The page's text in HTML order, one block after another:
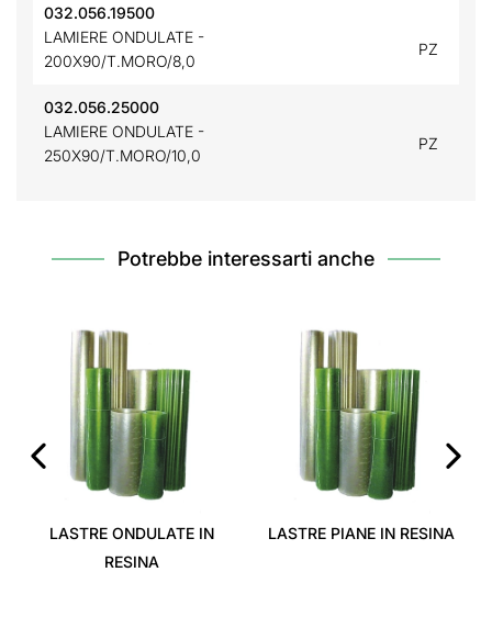
032.056.19500
LAMIERE ONDULATE -
200X90/T.MORO/8,0
PZ
032.056.25000
LAMIERE ONDULATE -
250X90/T.MORO/10,0
PZ
Potrebbe interessarti anche
LASTRE ONDULATE IN
RESINA
LASTRE PIANE IN RESINA